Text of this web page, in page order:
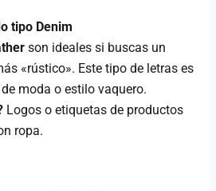
tipo Denim
son ideales si buscas un
«rústico». Este tipo de letras es
moda o estilo vaquero.
Logos o etiquetas de productos
ropa.